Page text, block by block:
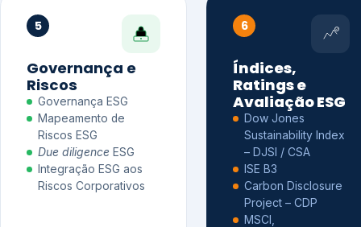
5
Governança e
Riscos
Governança ESG
Mapeamento de
Riscos ESG
Due diligence ESG
Integração ESG aos
Riscos Corporativos
6
Índices,
Ratings e
Avaliação ESG
Dow Jones
Sustainability Index
– DJSI / CSA
ISE B3
Carbon Disclosure
Project – CDP
MSCI,